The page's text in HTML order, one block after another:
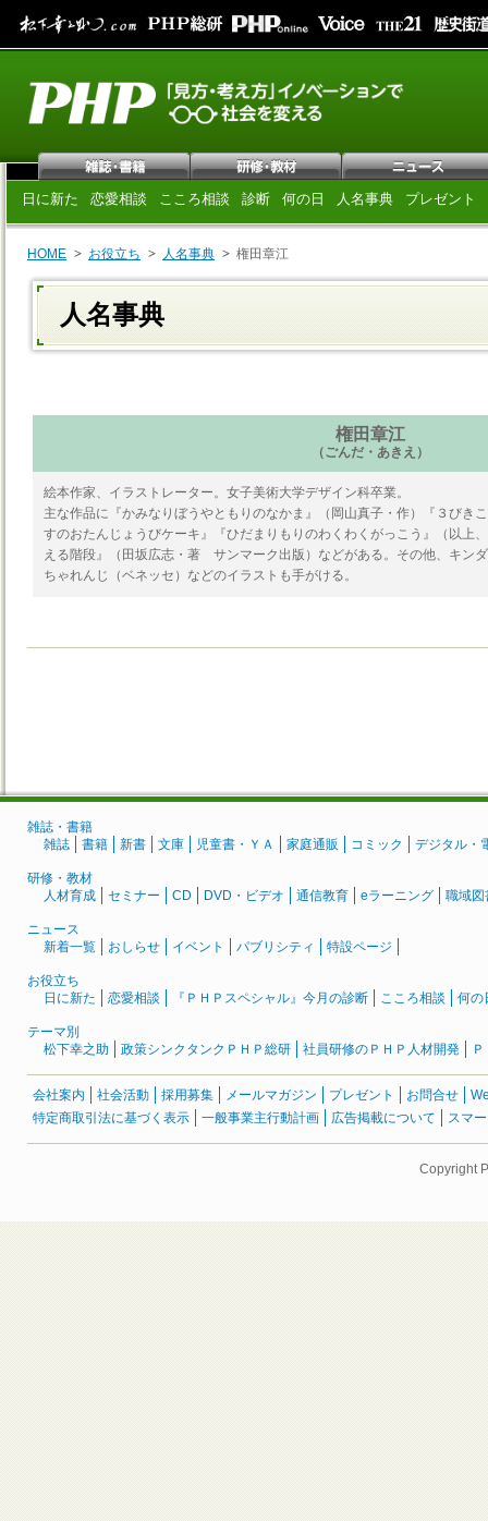
日に新た 恋愛相談 こころ相談 診断 何の日 人名事典 プレゼント
HOME お役立ち 人名事典 権田章江
人名事典
権田章江
（ごんだ・あきえ）
絵本作家、イラストレーター。女子美術大学デザイン科卒業。
主な作品に『かみなりぼうやともりのなかま』（岡山真子・作）『３びき
すのおたんじょうびケーキ』『ひだまりもりのわくわくがっこう』（以上
える階段』（田坂広志・著 サンマーク出版）などがある。その他、キン
ちゃれんじ（ベネッセ）などのイラストも手がける。
雑誌・書籍
雑誌
書籍 新書 文庫 児童書・ＹＡ 家庭通販 コミック デジタル・
研修・教材
人材育成
セミナー CD DVD・ビデオ 通信教育 eラーニング 職域図
ニュース
新着一覧
おしらせ イベント パブリシティ 特設ページ
お役立ち
日に新た
恋愛相談 『ＰＨＰスペシャル』今月の診断 こころ相談 何の
テーマ別
松下幸之助
政策シンクタンクＰＨＰ総研 社員研修のＰＨＰ人材開発
会社案内 社会活動 採用募集 メールマガジン プレゼント お問合せ
特定商取引法に基づく表示
一般事業主行動計画 広告掲載について スマ
Copyright